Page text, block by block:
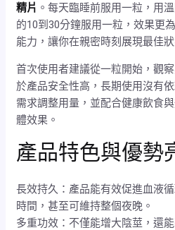
精片 。每天臨睡前服用一粒，用
的10到30分鐘服用一粒，效果更
能力，讓你在親密時刻展現最佳狀
首次使用者建議從一粒開始，觀
於產品安全性高，長期使用沒有
需求調整用量，並配合健康飲食
體效果。
產品特色與優勢
長效持久：產品能有效促進血液
時間，甚至可維持整個夜晚。
多重功效：不僅能增大陰莖，還